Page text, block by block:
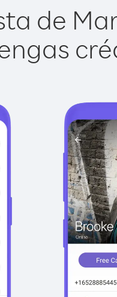
de